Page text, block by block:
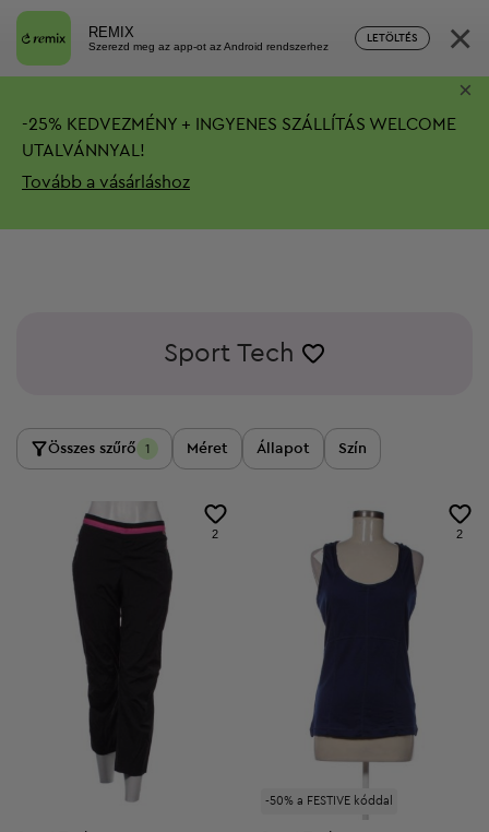
REMIX
Szerezd meg az app-ot az Android rendszerhez
LETÖLTÉS ×
-25% KEDVEZMÉNY + INGYENES SZÁLLÍTÁS WELCOME
UTALVÁNNYAL!
Tovább a vásárláshoz
×
Sport Tech
Összes szűrő 1 Méret Állapot Szín
2
-50% a FESTIVE kóddal
2